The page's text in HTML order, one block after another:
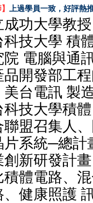
上過學員一致，好評熱
成功大學教授
科技大學 積
院 電腦與通
品開發部工
美台電訊 製
科技大學積
聯盟召集人
片系統─總計
創新研發計
積體電路、
、健康照護